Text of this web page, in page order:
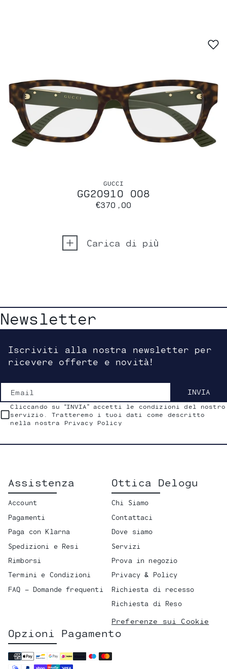
GUCCI
GG2091O 008
€370,00
Carica di più
Newsletter
Iscriviti alla nostra newsletter per
ricevere offerte e novità!
Email INVIA
Cliccando su “INVIA” accetti le condizioni del nostro
servizio. Tratteremo i tuoi dati come descritto
nella nostra Privacy Policy
Assistenza
Account
Pagamenti
Paga con Klarna
Spedizioni e Resi
Rimborsi
Termini e Condizioni
FAQ - Domande frequenti
Ottica Delogu
Chi Siamo
Contattaci
Dove siamo
Servizi
Prova in negozio
Privacy & Policy
Richiesta di recesso
Richiesta di Reso
Preferenze sui Cookie
Opzioni Pagamento